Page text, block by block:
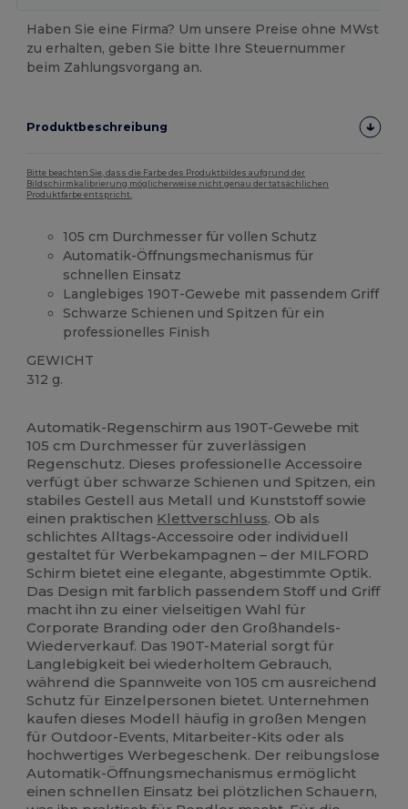
Haben Sie eine Firma? Um unsere Preise ohne MWst
zu erhalten, geben Sie bitte Ihre Steuernummer
beim Zahlungsvorgang an.
Produktbeschreibung
Bitte beachten Sie, dass die Farbe des Produktbildes aufgrund der
Bildschirmkalibrierung möglicherweise nicht genau der tatsächlichen
Produktfarbe entspricht.
105 cm Durchmesser für vollen Schutz
Automatik-Öffnungsmechanismus für
schnellen Einsatz
Langlebiges 190T-Gewebe mit passendem Griff
Schwarze Schienen und Spitzen für ein
professionelles Finish
GEWICHT
312 g.
Automatik-Regenschirm aus 190T-Gewebe mit
105 cm Durchmesser für zuverlässigen
Regenschutz. Dieses professionelle Accessoire
verfügt über schwarze Schienen und Spitzen, ein
stabiles Gestell aus Metall und Kunststoff sowie
einen praktischen Klettverschluss. Ob als
schlichtes Alltags-Accessoire oder individuell
gestaltet für Werbekampagnen – der MILFORD
Schirm bietet eine elegante, abgestimmte Optik.
Das Design mit farblich passendem Stoff und Griff
macht ihn zu einer vielseitigen Wahl für
Corporate Branding oder den Großhandels-
Wiederverkauf. Das 190T-Material sorgt für
Langlebigkeit bei wiederholtem Gebrauch,
während die Spannweite von 105 cm ausreichend
Schutz für Einzelpersonen bietet. Unternehmen
kaufen dieses Modell häufig in großen Mengen
für Outdoor-Events, Mitarbeiter-Kits oder als
hochwertiges Werbegeschenk. Der reibungslose
Automatik-Öffnungsmechanismus ermöglicht
einen schnellen Einsatz bei plötzlichen Schauern,